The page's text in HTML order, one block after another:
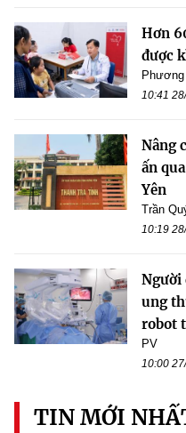
Hơn
được
10:41
Nâng
ấn
Yên
Trần
10:19
Người
ung
robot
PV
10:00
TIN MỚI